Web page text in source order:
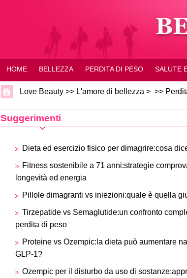
HOME BELLEZZA PERDITA DI PESO SALUTE
Love Beauty >> L'amore di bellezza > >>
Suggerimenti
Dieta ed esercizio fisico per dimagrire:cosa
Fitness sostenibile a 71 anni:strategie
longevità ed energia
Pillole dimagranti vs iniezioni:quale è quella
Tirzepatide vs Semaglutide:un confronto
perdita di peso
Proteine ​​vs Ozempic:la dieta può aumentare
GLP-1?
Ozempic per il disturbo da uso di